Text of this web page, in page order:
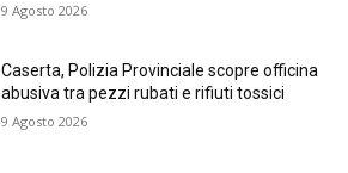
9 Agosto 2026
Caserta, Polizia Provinciale scopre officina
abusiva tra pezzi rubati e rifiuti tossici
9 Agosto 2026